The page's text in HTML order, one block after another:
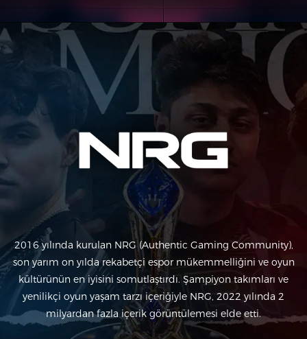
2016 yılında kurulan NRG (Authentic Gaming Community),
son yarım on yılda rekabetçi espor mükemmelliğini ve oyun
kültürünün en iyisini somutlaştırdı. Şampiyon takımları ve
yenilikçi oyun yaşam tarzı içeriğiyle NRG, 2022 yılında 2
milyardan fazla içerik görüntülemesi elde etti.